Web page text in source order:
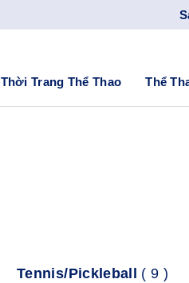
Thời Trang Thể Thao Thể
Tennis/Pickleball ( 9 )